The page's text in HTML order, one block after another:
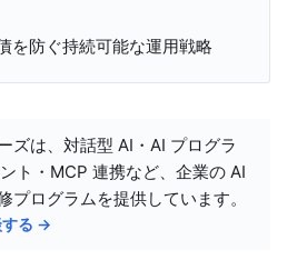
を防ぐ持続可能な運用戦略
ズは、対話型 AI・AI プログラ
ト・MCP 連携など、企業の AI
プログラムを提供しています。
する →